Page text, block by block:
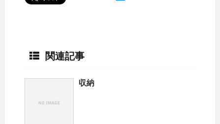
関連記事
収納